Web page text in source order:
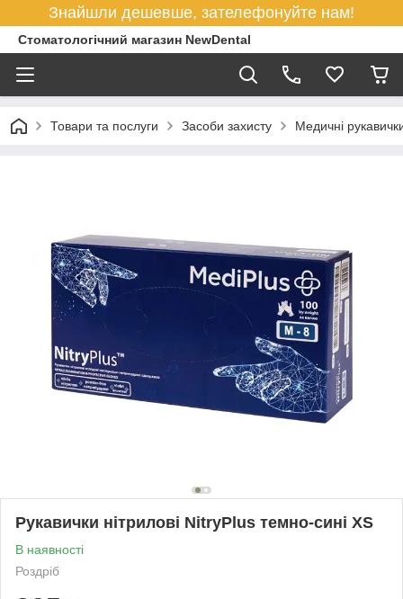
Знайшли дешевше, зателефонуйте нам!
Стоматологічний магазин NewDental
Товари та послуги Засоби захисту Медичні
Рукавички нітрилові NitryPlus темно-сині XS
В наявності
Роздріб